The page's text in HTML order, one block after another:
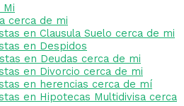
Mi
cerca de mi
en Clausula Suelo cerca de mi
en Despidos
en Deudas cerca de mi
en Divorcio cerca de mi
en herencias cerca de mí
en Hipotecas Multidivisa cerca